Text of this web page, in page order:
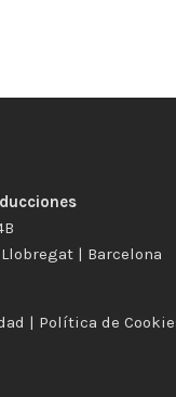
| Barcelona
| Política de